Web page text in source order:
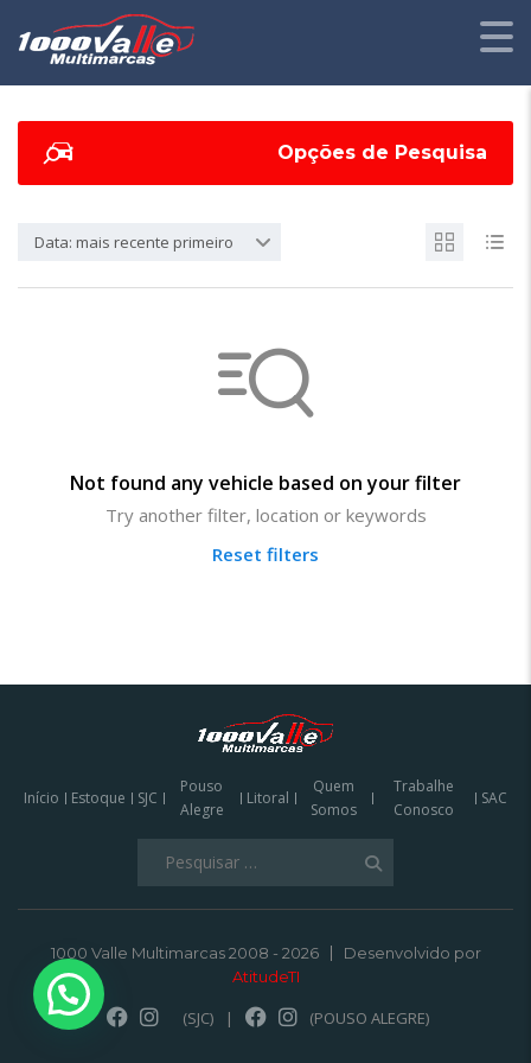
Opções de Pesquisa
Data: mais recente primeiro
Not found any vehicle based on your filter
Try another filter, location or keywords
Reset filters
Início Estoque SJC
Pouso
Alegre
Litoral
Quem
Somos
Trabalhe
Conosco
SAC
1000 Valle Multimarcas 2008 - 2026
Desenvolvido por
AtitudeTI
(SJC) | (POUSO ALEGRE)